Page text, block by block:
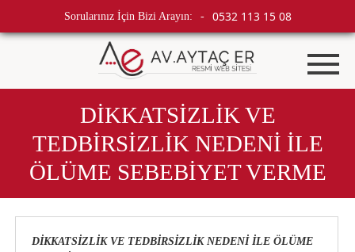
Sorularınız İçin Bizi Arayın: - 0532 113 15 08
DİKKATSİZLİK VE
TEDBİRSİZLİK NEDENİ İLE
ÖLÜME SEBEBİYET VERME
DİKKATSİZLİK VE TEDBİRSİZLİK NEDENİ İLE ÖLÜME